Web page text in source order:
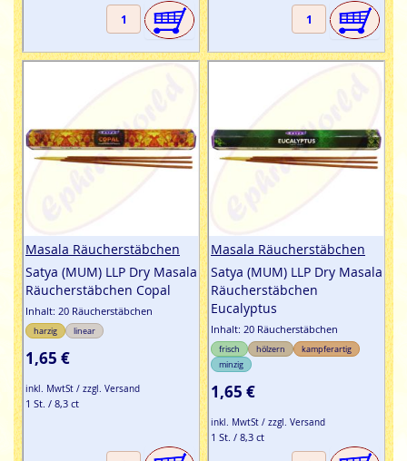
Masala Räucherstäbchen
Satya (MUM) LLP Dry Masala
Räucherstäbchen Copal
Inhalt: 20 Räucherstäbchen
harzig linear
1,65 €
inkl. MwtSt / zzgl. Versand
1 St. / 8,3 ct
Masala Räucherstäbchen
Satya (MUM) LLP Dry Masala
Räucherstäbchen
Eucalyptus
Inhalt: 20 Räucherstäbchen
frisch hölzern
kampferartig
minzig
1,65 €
inkl. MwtSt / zzgl. Versand
1 St. / 8,3 ct